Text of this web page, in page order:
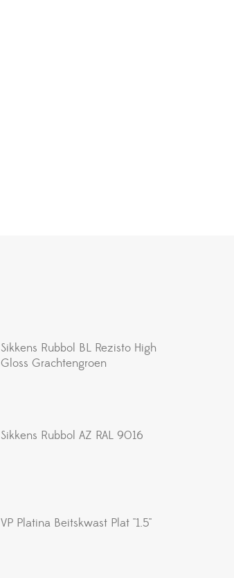
Sikkens Rubbol BL Rezisto High
Gloss Grachtengroen
Sikkens Rubbol AZ RAL 9016
VP Platina Beitskwast Plat ''1.5''